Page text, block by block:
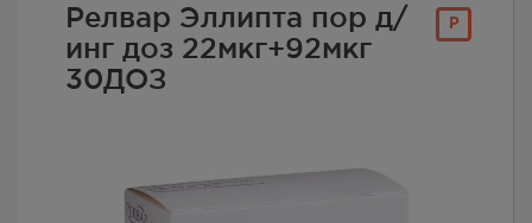
Р
Релвар Эллипта пор д/
инг доз 22мкг+92мкг
30ДОЗ